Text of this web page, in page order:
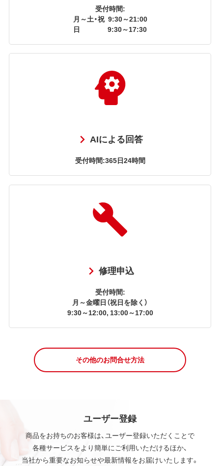
受付時間:
月～土・祝 9:30～21:00
日
9:30～17:30
AIによる回答
受付時間:365日24時間
修理申込
受付時間:
月～金曜日（祝日を除く）
9:30～12:00, 13:00～17:00
その他のお問合せ方法
ユーザー登録
商品をお持ちのお客様は、ユーザー登録いただくことで
各種サービスをより簡単にご利用いただけるほか、
当社から重要なお知らせや最新情報をお届けいたします。